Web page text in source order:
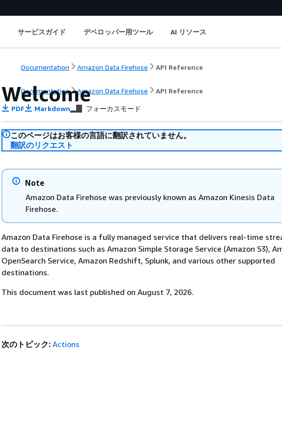
サービスガイド デベロッパー用ツール AI リソース
Documentation Amazon Data Firehose API Reference
Documentation Amazon Data Firehose API Reference
Welcome
PDF Markdown フォーカスモード
このページはお客様の言語に翻訳されていません。
翻訳のリクエスト
Note
Amazon Data Firehose was previously known as Amazon Kinesis Data
Firehose.
Amazon Data Firehose is a fully managed service that delivers real-time
data to destinations such as Amazon Simple Storage Service (Amazon S3),
OpenSearch Service, Amazon Redshift, Splunk, and various other supported
destinations.
This document was last published on August 7, 2026.
次のトピック: Actions